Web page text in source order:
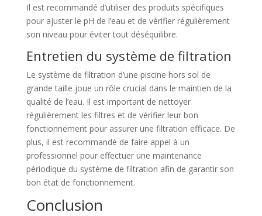
Il est recommandé d’utiliser des produits spécifiques
pour ajuster le pH de l’eau et de vérifier régulièrement
son niveau pour éviter tout déséquilibre.
Entretien du système de filtration
Le système de filtration d’une piscine hors sol de
grande taille joue un rôle crucial dans le maintien de la
qualité de l’eau. Il est important de nettoyer
régulièrement les filtres et de vérifier leur bon
fonctionnement pour assurer une filtration efficace. De
plus, il est recommandé de faire appel à un
professionnel pour effectuer une maintenance
périodique du système de filtration afin de garantir son
bon état de fonctionnement.
Conclusion